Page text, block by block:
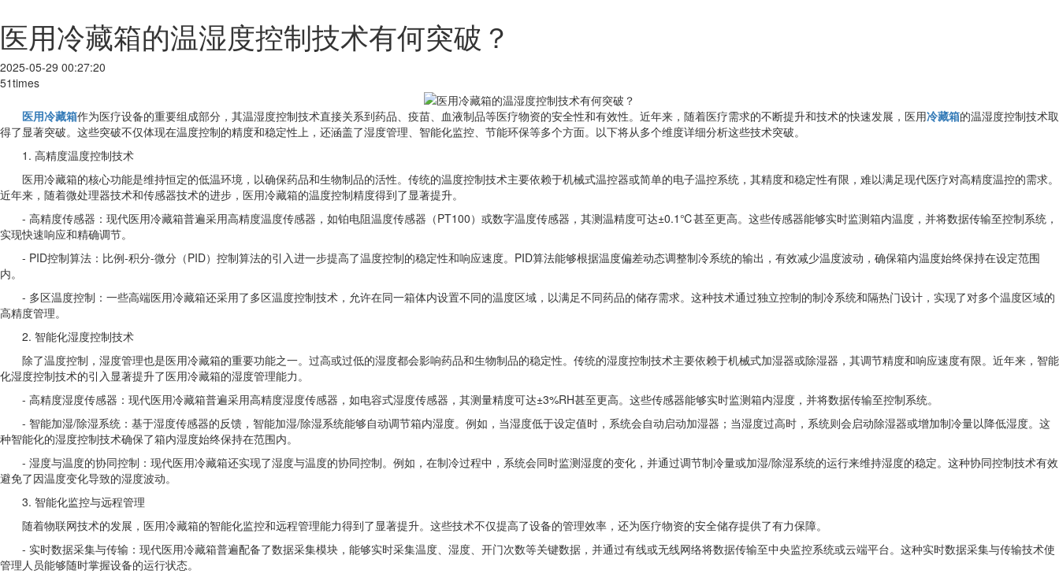
医用冷藏箱的温湿度控制技术有何突破？
2025-05-29 00:27:20
51times
医用冷藏箱作为医疗设备的重要组成部分，其温湿度控制技术直接关系到药品、疫苗、血液制品等医疗物资的安全性和有效性。近年来，随着医疗需求的不断提升和技术的快速发展，医用冷藏箱的温湿度控制技术取
得了显著突破。这些突破不仅体现在温度控制的精度和稳定性上，还涵盖了湿度管理、智能化监控、节能环保等多个方面。以下将从多个维度详细分析这些技术突破。
1. 高精度温度控制技术
医用冷藏箱的核心功能是维持恒定的低温环境，以确保药品和生物制品的活性。传统的温度控制技术主要依赖于机械式温控器或简单的电子温控系统，其精度和稳定性有限，难以满足现代医疗对高精度温控的需求。
近年来，随着微处理器技术和传感器技术的进步，医用冷藏箱的温度控制精度得到了显著提升。
- 高精度传感器：现代医用冷藏箱普遍采用高精度温度传感器，如铂电阻温度传感器（PT100）或数字温度传感器，其测温精度可达±0.1℃甚至更高。这些传感器能够实时监测箱内温度，并将数据传输至控制系统，
实现快速响应和精确调节。
- PID控制算法：比例-积分-微分（PID）控制算法的引入进一步提高了温度控制的稳定性和响应速度。PID算法能够根据温度偏差动态调整制冷系统的输出，有效减少温度波动，确保箱内温度始终保持在设定范围
内。
- 多区温度控制：一些高端医用冷藏箱还采用了多区温度控制技术，允许在同一箱体内设置不同的温度区域，以满足不同药品的储存需求。这种技术通过独立控制的制冷系统和隔热门设计，实现了对多个温度区域的
高精度管理。
2. 智能化湿度控制技术
除了温度控制，湿度管理也是医用冷藏箱的重要功能之一。过高或过低的湿度都会影响药品和生物制品的稳定性。传统的湿度控制技术主要依赖于机械式加湿器或除湿器，其调节精度和响应速度有限。近年来，智能
化湿度控制技术的引入显著提升了医用冷藏箱的湿度管理能力。
- 高精度湿度传感器：现代医用冷藏箱普遍采用高精度湿度传感器，如电容式湿度传感器，其测量精度可达±3%RH甚至更高。这些传感器能够实时监测箱内湿度，并将数据传输至控制系统。
- 智能加湿/除湿系统：基于湿度传感器的反馈，智能加湿/除湿系统能够自动调节箱内湿度。例如，当湿度低于设定值时，系统会自动启动加湿器；当湿度过高时，系统则会启动除湿器或增加制冷量以降低湿度。这
种智能化的湿度控制技术确保了箱内湿度始终保持在范围内。
- 湿度与温度的协同控制：现代医用冷藏箱还实现了湿度与温度的协同控制。例如，在制冷过程中，系统会同时监测湿度的变化，并通过调节制冷量或加湿/除湿系统的运行来维持湿度的稳定。这种协同控制技术有效
避免了因温度变化导致的湿度波动。
3. 智能化监控与远程管理
随着物联网技术的发展，医用冷藏箱的智能化监控和远程管理能力得到了显著提升。这些技术不仅提高了设备的管理效率，还为医疗物资的安全储存提供了有力保障。
- 实时数据采集与传输：现代医用冷藏箱普遍配备了数据采集模块，能够实时采集温度、湿度、开门次数等关键数据，并通过有线或无线网络将数据传输至中央监控系统或云端平台。这种实时数据采集与传输技术使
管理人员能够随时掌握设备的运行状态。